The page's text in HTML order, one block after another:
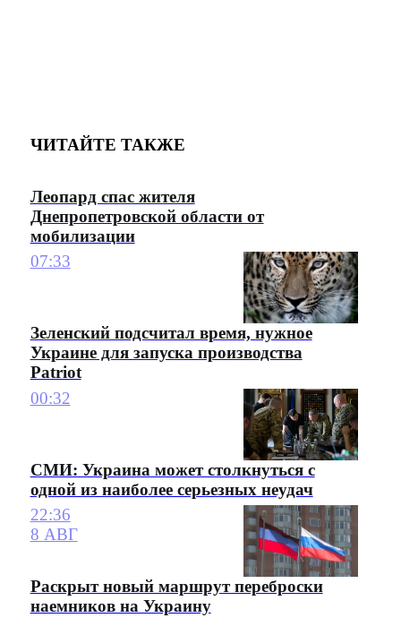
ЧИТАЙТЕ ТАКЖЕ
Леопард спас жителя
Днепропетровской области от
мобилизации
07:33
Зеленский подсчитал время, нужное
Украине для запуска производства
Patriot
00:32
СМИ: Украина может столкнуться с
одной из наиболее серьезных неудач
22:36
8 АВГ
Раскрыт новый маршрут переброски
наемников на Украину